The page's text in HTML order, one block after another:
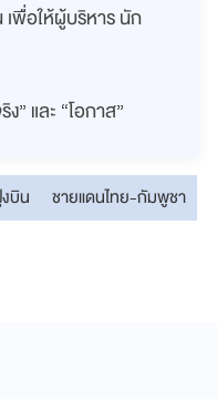
พื่อให้ผู้บริหาร นัก
” และ “โอกาส”
บิน
ชายแดนไทย-กัมพูชา